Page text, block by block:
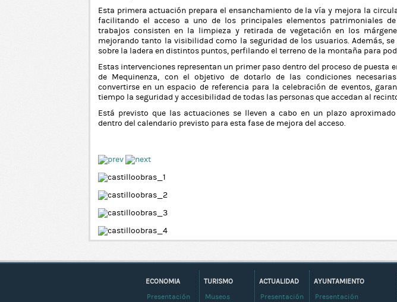
Esta primera actuación prepara el ensanchamiento de la vía y mejora la
facilitando el acceso a uno de los principales elementos patrimoniales
trabajos consisten en la limpieza y retirada de vegetación en los
mejorando tanto la visibilidad como la seguridad de los usuarios. Además,
sobre la ladera en distintos puntos, perfilando el terreno de la montaña para
Estas intervenciones representan un primer paso dentro del proceso de puesta
de Mequinenza, con el objetivo de dotarlo de las condiciones
convertirse en un espacio de referencia para la celebración de eventos,
tiempo la seguridad y accesibilidad de todas las personas que accedan al
Está previsto que las actuaciones se lleven a cabo en un plazo
dentro del calendario previsto para esta fase de mejora del acceso.
AYUNTAMIENTO
Presentación
ACTUALIDAD
Presentación
TURISMO
Museos
ECONOMIA
Presentación